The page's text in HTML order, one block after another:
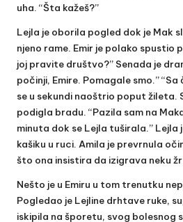
uha. “Šta kažeš?”
Lejla je oborila pogled dok je Mak
njeno rame. Emir je polako spustio
joj pravite društvo?” Senada je
počinji, Emire. Pomagale smo.”
se u sekundi naoštrio poput žileta.
podigla bradu. “Pazila sam na
minuta dok se Lejla tuširala.” Lejla
kašiku u ruci. Amila je prevrnula
što ona insistira da izigrava neku
Nešto je u Emiru u tom trenutku
Pogledao je Lejline drhtave ruke,
iskipila na šporetu, svog bolesnog